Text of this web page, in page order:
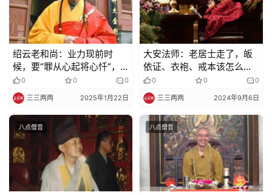
绍云老和尚：业力现前时
候，要“罪从心起将心忏”，
光坐在那里不行
0 0 0
三三两两 2025年1月22日
大安法师：老居士走了，皈
依证、衣袍、戒本该怎么处
理？
0 0 0
三三两两 2024年9月6日
八点僧音 八点僧音